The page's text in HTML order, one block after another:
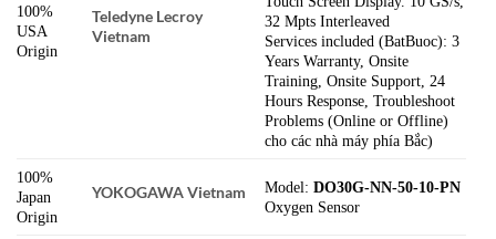
100%
USA
Origin
Teledyne Lecroy
Vietnam
32 Mpts Interleaved
Services included (BatBuoc): 3
Years Warranty, Onsite
Training, Onsite Support, 24
Hours Response, Troubleshoot
Problems (Online or Offline)
cho các nhà máy phía Bắc)
100%
Japan
Origin
YOKOGAWA Vietnam Model:DO30G-NN-50-10-PN
Oxygen Sensor